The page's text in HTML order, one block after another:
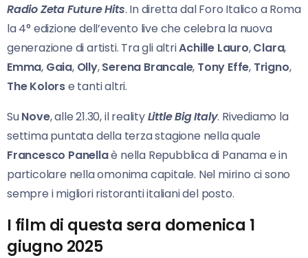
Radio Zeta Future Hits. In diretta dal Foro Italico a Roma
la 4° edizione dell’evento live che celebra la nuova
generazione di artisti. Tra gli altriAchille Lauro,Clara,
Emma, Gaia, Olly,Serena Brancale, Tony Effe, Trigno,
The Kolorse tanti altri.
SuNove, alle 21.30, il realityLittle Big Italy. Rivediamo la
settima puntata della terza stagione nella quale
Francesco Panellaè nella Repubblica di Panama e in
particolare nella omonima capitale. Nel mirino ci sono
sempre i migliori ristoranti italiani del posto.
I film di questa sera domenica 1
giugno 2025